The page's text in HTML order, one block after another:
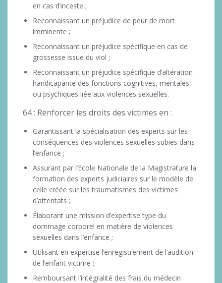
en cas d’inceste ;
Reconnaissant un préjudice de peur de mort
imminente ;
Reconnaissant un préjudice spécifique en cas de
grossesse issue du viol ;
Reconnaissant un préjudice spécifique d’altération
handicapante des fonctions cognitives, mentales
ou psychiques liée aux violences sexuelles.
64 : Renforcer les droits des victimes en :
Garantissant la spécialisation des experts sur les
conséquences des violences sexuelles subies dans
l’enfance ;
Assurant par l’Ecole Nationale de la Magistrature la
formation des experts judiciaires sur le modèle de
celle créée sur les traumatismes des victimes
d’attentats ;
Élaborant une mission d’expertise type du
dommage corporel en matière de violences
sexuelles dans l’enfance ;
Utilisant en expertise l’enregistrement de l’audition
de l’enfant victime ;
Remboursant l’intégralité des frais du médecin